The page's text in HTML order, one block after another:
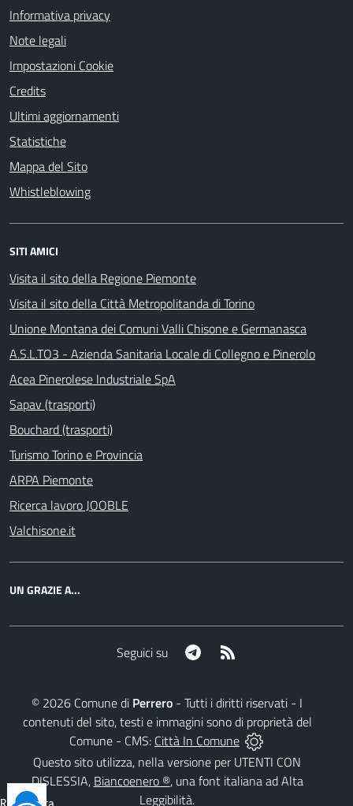
Informativa privacy
Note legali
Impostazioni Cookie
Credits
Ultimi aggiornamenti
Statistiche
Mappa del Sito
Whistleblowing
SITI AMICI
Visita il sito della Regione Piemonte
Visita il sito della Città Metropolitanda di Torino
Unione Montana dei Comuni Valli Chisone e Germanasca
A.S.L.TO3 - Azienda Sanitaria Locale di Collegno e Pinerolo
Acea Pinerolese Industriale SpA
Sapav (trasporti)
Bouchard (trasporti)
Turismo Torino e Provincia
ARPA Piemonte
Ricerca lavoro JOOBLE
Valchisone.it
UN GRAZIE A...
Seguici su Telegram
© 2026 Comune di Perrero - Tutti i diritti riservati - I
contenuti del sito, testi e immagini sono di proprietà del
Comune - CMS: Città In Comune
Questo sito utilizza, nella versione per UTENTI CON
DISLESSIA, Biancoenero ®, una font italiana ad Alta
Leggibilità.